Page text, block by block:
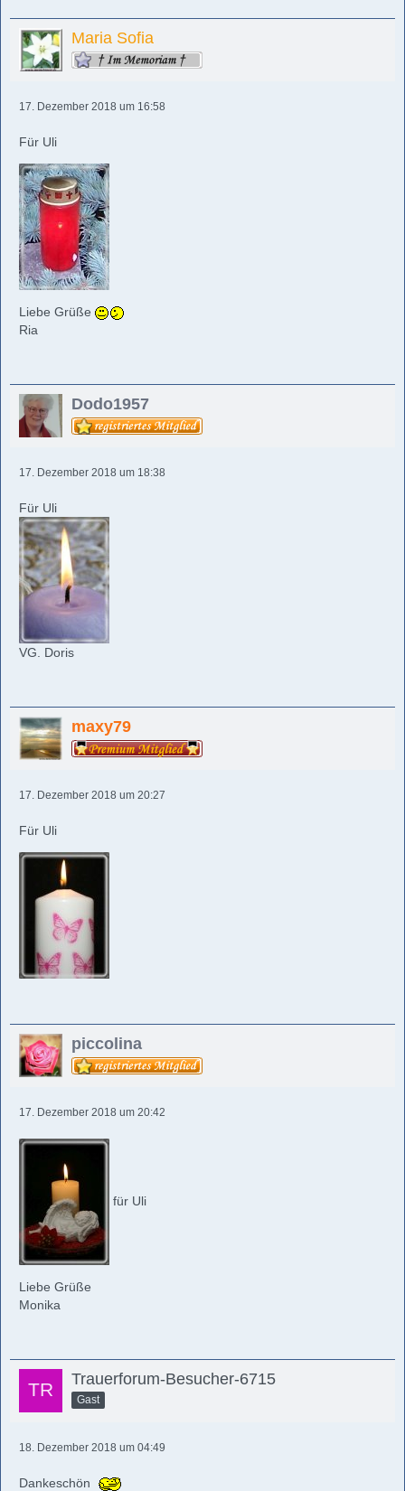
Maria Sofia
17. Dezember 2018 um 16:58
Für Uli
Liebe Grüße
Ria
Dodo1957
17. Dezember 2018 um 18:38
Für Uli
VG. Doris
maxy79
17. Dezember 2018 um 20:27
Für Uli
piccolina
17. Dezember 2018 um 20:42
für Uli
Liebe Grüße
Monika
Trauerforum-Besucher-6715
Gast
18. Dezember 2018 um 04:49
Dankeschön